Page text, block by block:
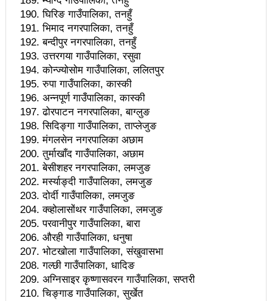
प्रधानमन्त्री प्रचण्ड
नेपाल औषधि व्यवसायी संघ, नवलपुरको अध्यक्षमा विष्णु कँडेल
माओवादीको विधान सम्मेलन फागुन पहिलो साता
राप्ती नदि बस दुर्घटनाः मृत्यु हुनेको संख्या १२, आठ जनाको
सनाखत
राप्ती पुलबाट नदिमा बस खस्यो: ५ जनाको मृत्यु
नुवाकोटमा एमसिए परियोजना लागु भएका क्षेत्रका स्थानीयले
बुझाए प्रजिअलाई ज्ञापनपत्र
अलपत्र गौतम बुद्ध क्रिकेट रङ्गशाला बनाउन तिनै तहका
सरकारको लगानी
यस वर्षको झिल्टुङ क्रस कन्ट्री दौड प्रतियोगिता माघ ६ गते
हत्या र बलत्कार आरोपमा पक्राउ रामबहादुर बम्जनलाई भेट्न
सिआइबी पुगिन् पूर्वराज्यमन्त्री लामा
घिरिङ गाउँपालिका, तनहुँ
भिमाद नगरपालिका, तनहुँ
बन्दीपुर नगरपालिका, तनहुँ
उत्तरगया गाउँपालिका, रसुवा
कोन्ज्योसोम गाउँपालिका, ललितपुर
रुपा गाउँपालिका, कास्की
अन्नपूर्ण गाउँपालिका, कास्की
ढोरपाटन नगरपालिका, बाग्लुङ
सिदिङ्गा गाउँपालिका, ताप्लेजुङ
मंगलसेन नगरपालिका अछाम
तुर्माखाँद गाउँपालिका, अछाम
बेसीशहर नगरपालिका, लमजुङ
मर्स्याङ्दी गाउँपालिका, लमजुङ
दोर्दी गाउँपालिका, लमजुङ
क्व्होलासोंथर गाउँपालिका, लमजुङ
परवानीपुर गाउँपालिका, बारा
औरही गाउँपालिका, धनुषा
भोटखोला गाउँपालिका, संखुवासभा
गल्छी गाउँपालिका, धादिङ
अग्निसाइर कृष्णासवरन गाउँपालिका, सप्तरी
चिङ्गाड गाउँपालिका, सुर्खेत